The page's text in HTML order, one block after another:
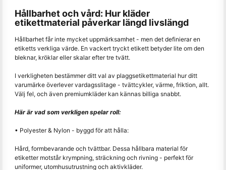
Hållbarhet och vård: Hur kläder
etikettmaterial påverkar längd livslängd
Hållbarhet får inte mycket uppmärksamhet - men det definierar en
etiketts verkliga värde. En vackert tryckt etikett betyder lite om den
bleknar, kröklar eller skalar efter tre tvätt.
I verkligheten bestämmer ditt val av plaggsetikettmaterial hur ditt
varumärke överlever vardagsslitage - tvättcykler, värme, friktion, allt.
Välj fel, och även premiumkläder kan kännas billiga snabbt.
Här är vad som verkligen spelar roll:
• Polyester & Nylon - byggd för att hålla:
Hård, formbevarande och tvättbar. Dessa hållbara material för
etiketter motstår krympning, sträckning och rivning - perfekt för
uniformer, utomhusutrustning och aktivkläder.